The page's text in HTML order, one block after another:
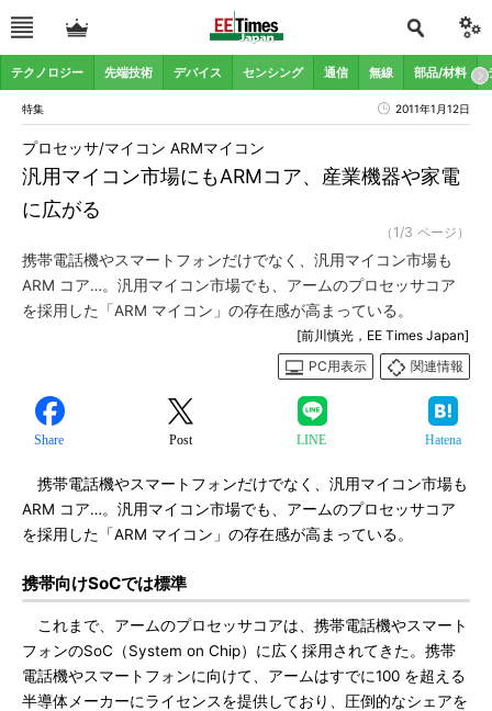
テクノロジー 先端技術 デバイス センシング 通信 無線 部品/材料
特集 2011年1月12日
汎用マイコン市場にもARMコア、産業機器や家電
に広がる
プロセッサ/マイコン ARMマイコン
（1/3 ページ）
携帯電話機やスマートフォンだけでなく、汎用マイコン市場も
ARM コア…。汎用マイコン市場でも、アームのプロセッサコア
を採用した「ARM マイコン」の存在感が高まっている。
[前川慎光，EE Times Japan]
PC用表示
関連情報
Share Post LINE Hatena
携帯電話機やスマートフォンだけでなく、汎用マイコン市場も
ARM コア…。汎用マイコン市場でも、アームのプロセッサコア
を採用した「ARM マイコン」の存在感が高まっている。
携帯向けSoCでは標準
これまで、アームのプロセッサコアは、携帯電話機やスマート
フォンのSoC（System on Chip）に広く採用されてきた。携帯
電話機やスマートフォンに向けて、アームはすでに100 を超える
半導体メーカーにライセンスを提供しており、圧倒的なシェアを